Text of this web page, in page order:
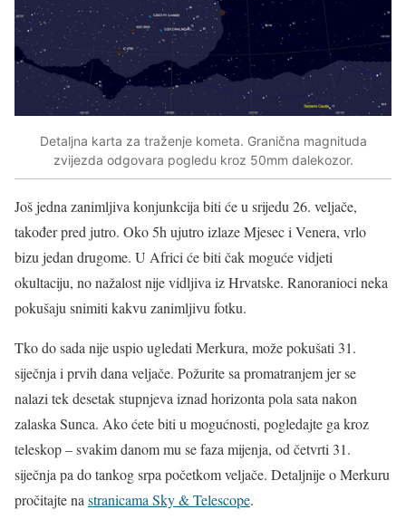
Detaljna karta za traženje kometa. Granična magnituda
zvijezda odgovara pogledu kroz 50mm dalekozor.
Još jedna zanimljiva konjunkcija biti će u srijedu 26. veljače,
također pred jutro. Oko 5h ujutro izlaze Mjesec i Venera, vrlo
bizu jedan drugome. U Africi će biti čak moguće vidjeti
okultaciju, no nažalost nije vidljiva iz Hrvatske. Ranoranioci neka
pokušaju snimiti kakvu zanimljivu fotku.
Tko do sada nije uspio ugledati Merkura, može pokušati 31.
siječnja i prvih dana veljače. Požurite sa promatranjem jer se
nalazi tek desetak stupnjeva iznad horizonta pola sata nakon
zalaska Sunca. Ako ćete biti u mogućnosti, pogledajte ga kroz
teleskop – svakim danom mu se faza mijenja, od četvrti 31.
siječnja pa do tankog srpa početkom veljače. Detaljnije o Merkuru
pročitajte nastranicama Sky & Telescope.